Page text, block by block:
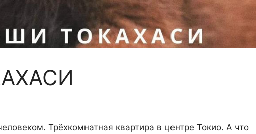
Трёхкомнатная квартира в центре Токио. А что